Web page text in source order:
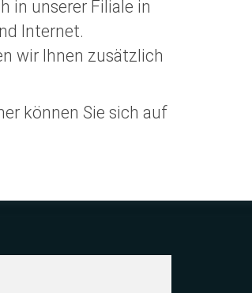
in unserer Filiale in
Internet.
wir Ihnen zusätzlich
können Sie sich auf